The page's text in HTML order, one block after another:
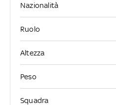
Nazionalità
Ruolo
Altezza
Peso
Squadra